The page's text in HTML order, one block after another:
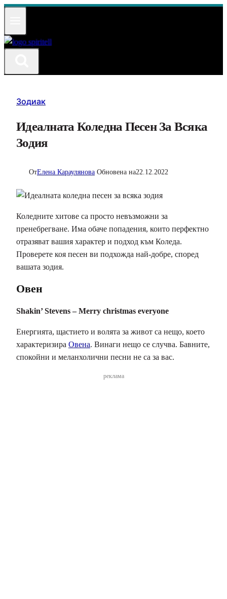
Към
Зодиак
Идеалната Коледна Песен За Всяка
Зодия
ОтЕлена Караулянова Обновена на22.12.2022
Коледните хитове са просто невъзможни за
пренебрегване. Има обаче попадения, които перфектно
отразяват вашия характер и подход към Коледа.
Проверете коя песен ви подхожда най-добре, според
вашата зодия.
Овен
Shakin’ Stevens – Merry christmas everyone
Енергията, щастието и волята за живот са нещо, което
характеризира Овена. Винаги нещо се случва. Бавните,
спокойни и меланхолични песни не са за вас.
реклама